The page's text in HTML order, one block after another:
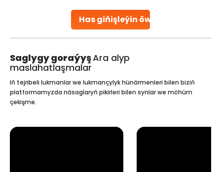
Has giňişleýin öwreniň
collected, they process the
Saglygy goraýyşAra alyp
maslahatlaşmalar
Iň tejribeli lukmanlar we lukmançylyk hünärmenleri bilen biziň
platformamyzda näsaglaryň pikirleri bilen synlar we möhüm
çekişme.